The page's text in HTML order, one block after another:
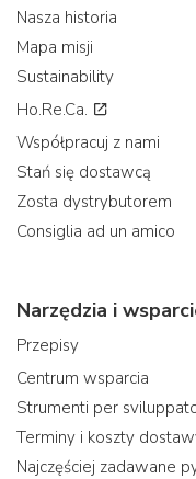
Nasza historia
Mapa misji
Sustainability
Ho.Re.Ca.
Współpracuj z nami
Stań się dostawcą
Zosta dystrybutorem
Consiglia ad un amico
Narzędzia i
Przepisy
Centrum wsparcia
Strumenti per
Terminy i koszty
Najczęściej zadawane